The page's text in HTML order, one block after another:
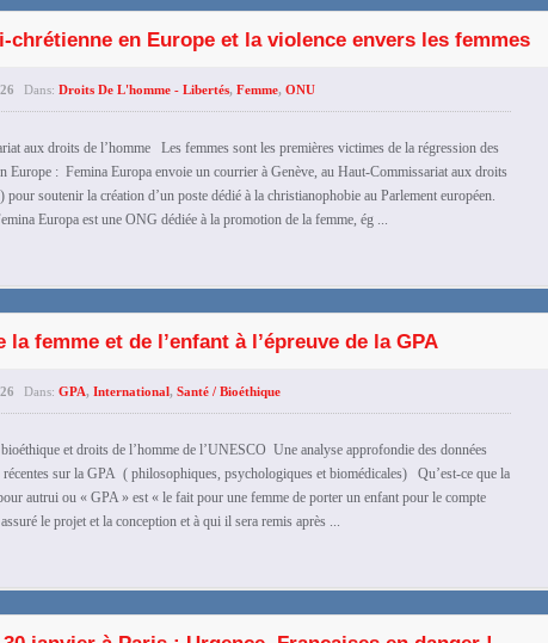
chrétienne en Europe et la violence envers les femmes
Dans: Droits De L'homme - Libertés, Femme, ONU
aux droits de l’homme Les femmes sont les premières victimes de la régression des
Europe : Femina Europa envoie un courrier à Genève, au Haut-Commissariat aux droits
soutenir la création d’un poste dédié à la christianophobie au Parlement européen.
Europa est une ONG dédiée à la promotion de la femme, ég ...
la femme et de l’enfant à l’épreuve de la GPA
Dans: GPA, International, Santé / Bioéthique
et droits de l’homme de l’UNESCO Une analyse approfondie des données
sur la GPA ( philosophiques, psychologiques et biomédicales) Qu’est-ce que la
autrui ou « GPA » est « le fait pour une femme de porter un enfant pour le compte
le projet et la conception et à qui il sera remis après ...